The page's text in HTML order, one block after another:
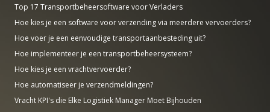
Top 17 Transportbeheersoftware voor Verladers
Hoe kies je een software voor verzending via meerdere vervoerders?
Hoe voer je een eenvoudige transportaanbesteding uit?
Hoe implementeer je een transportbeheersysteem?
Hoe kies je een vrachtvervoerder?
Hoe automatiseer je verzendmeldingen?
Vracht KPI's die Elke Logistiek Manager Moet Bijhouden